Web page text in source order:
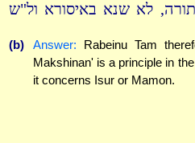
לא שנא באיסורא ול"ש
(b) Answer: Rabeinu Tam
Makshinan' is a principle in
it concerns Isur or Mamon.